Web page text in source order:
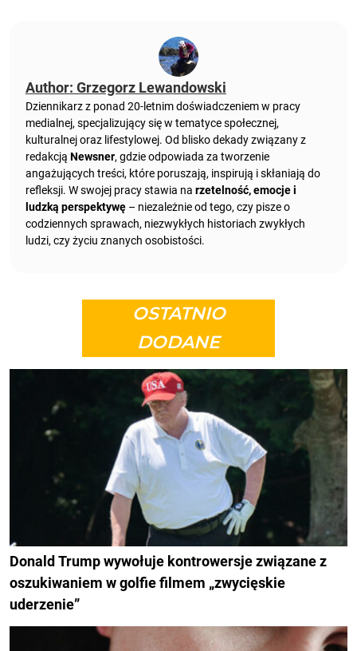
Author: Grzegorz Lewandowski
Dziennikarz z ponad 20-letnim doświadczeniem w pracy
medialnej, specjalizujący się w tematyce społecznej,
kulturalnej oraz lifestylowej. Od blisko dekady związany z
redakcją Newsner, gdzie odpowiada za tworzenie
angażujących treści, które poruszają, inspirują i skłaniają do
refleksji. W swojej pracy stawia na rzetelność, emocje i
ludzką perspektywę – niezależnie od tego, czy pisze o
codziennych sprawach, niezwykłych historiach zwykłych
ludzi, czy życiu znanych osobistości.
OSTATNIO
DODANE
Donald Trump wywołuje kontrowersje związane z
oszukiwaniem w golfie filmem „zwycięskie
uderzenie”